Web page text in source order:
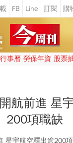
行事曆 勞保年資 股票
航前進 星
200項職缺